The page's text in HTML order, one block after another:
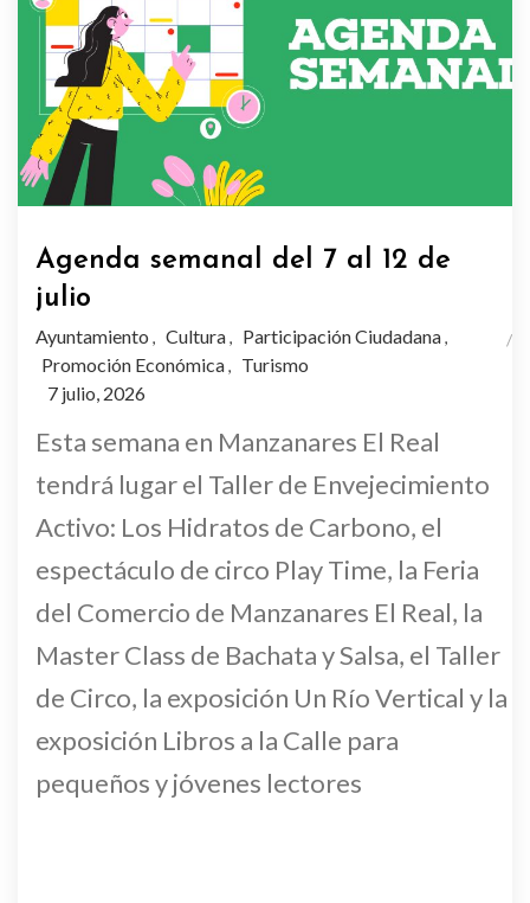
Agenda semanal del 7 al 12 de
julio
Ayuntamiento , Cultura, Participación Ciudadana,
Promoción Económica, Turismo
7 julio, 2026
Esta semana en Manzanares El Real
tendrá lugar el Taller de Envejecimiento
Activo: Los Hidratos de Carbono, el
espectáculo de circo Play Time, la Feria
del Comercio de Manzanares El Real, la
Master Class de Bachata y Salsa, el Taller
de Circo, la exposición Un Río Vertical y la
exposición Libros a la Calle para
pequeños y jóvenes lectores